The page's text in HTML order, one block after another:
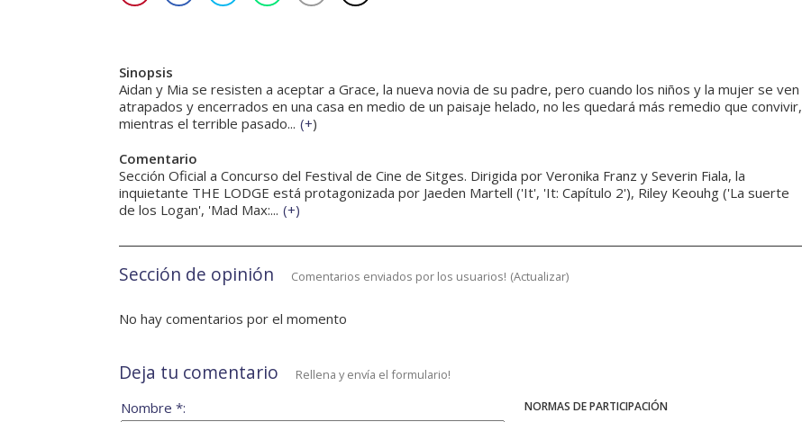
Sinopsis
Aidan y Mia se resisten a aceptar a Grace, la nueva novia de su padre, pero cuando los niños y la mujer se ven
atrapados y encerrados en una casa en medio de un paisaje helado, no les quedará más remedio que convivir,
mientras el terrible pasado... (+)
Comentario
Sección Oficial a Concurso del Festival de Cine de Sitges. Dirigida por Veronika Franz y Severin Fiala, la
inquietante THE LODGE está protagonizada por Jaeden Martell ('It', 'It: Capítulo 2'), Riley Keouhg ('La suerte
de los Logan', 'Mad Max:... (+)
Sección de opinión Comentarios enviados por los usuarios! (Actualizar)
No hay comentarios por el momento
Deja tu comentario Rellena y envía el formulario!
NORMAS DE PARTICIPACIÓN
Nombre *: